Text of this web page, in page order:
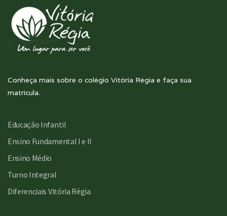
Conheça mais sobre o colégio Vitória Régia e faça sua
matrícula.
Educação Infantil
Ensino Fundamental I e II
Ensino Médio
Turno Integral
Diferenciais Vitória Régia